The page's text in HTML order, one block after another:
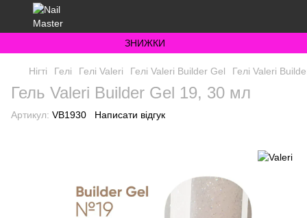
ЗНИЖКИ
Нігті Гелі Гелі Valeri Гелі Valeri Builder Gel Гелі Valeri
Гель Valeri Builder Gel 19, 30 мл
Артикул: VB1930 Написати відгук